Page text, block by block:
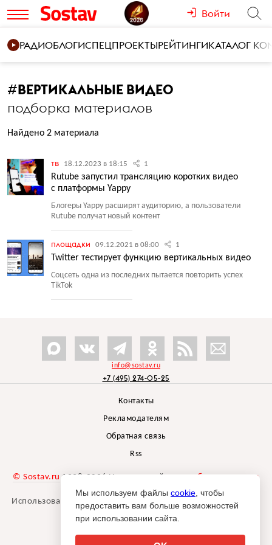
Войти
РАДИОБЛОГИСПЕЦПРОЕКТЫРЕЙТИНГИКАТАЛОГ
#ВЕРТИКАЛЬНЫЕ ВИДЕО
подборка материалов
Найдено 2 материала
тв 18.12.2023 в 18:15 1
Rutube запустил трансляцию коротких видео
с платформы Yappy
Блогеры Yappy расширят аудиторию, а пользователи
Rutube получат новый контент
площадки 09.12.2021 в 08:00 1
Twitter тестирует функцию вертикальных видео
Соцсеть одна из последних пытается повторить успех
TikTok
info@sostav.ru
+7 (495) 274-05-25
Контакты
Рекламодателям
Обратная связь
Rss
© Sostav.ru 1998-2026 Независимый проектбрендингового
агентства Depot
Использование материалов Sostav.ru допустимо только при
указании источника.
Мы используем файлы cookie , чтобы
предоставить вам больше возможностей
при использовании сайта.